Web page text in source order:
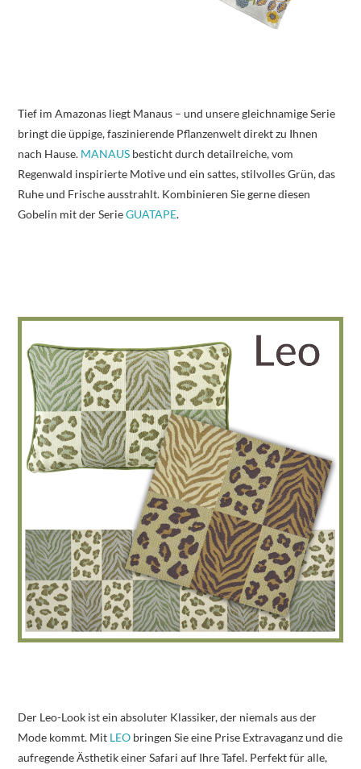
Tief im Amazonas liegt Manaus – und unsere gleichnamige Serie
bringt die üppige, faszinierende Pflanzenwelt direkt zu Ihnen
nach Hause. MANAUS besticht durch detailreiche, vom
Regenwald inspirierte Motive und ein sattes, stilvolles Grün, das
Ruhe und Frische ausstrahlt. Kombinieren Sie gerne diesen
Gobelin mit der SerieGUATAPE.
Der Leo-Look ist ein absoluter Klassiker, der niemals aus der
Mode kommt. Mit LEO bringen Sie eine Prise Extravaganz und die
aufregende Ästhetik einer Safari auf Ihre Tafel. Perfekt für alle,